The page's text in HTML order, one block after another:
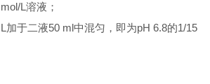
L溶液；
加于二液50 ml中混匀，即为pH 6.8的1/15